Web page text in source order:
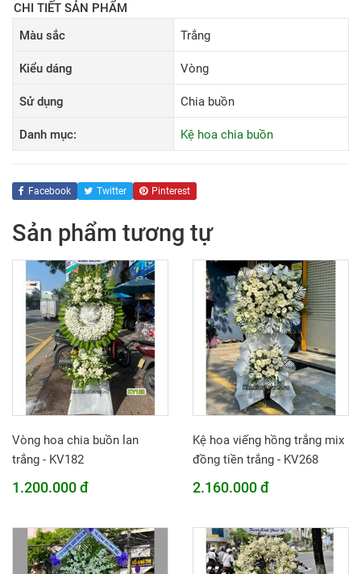
CHI TIẾT SẢN PHẨM
Màu sắc
Trắng
Kiểu dáng Vòng
Sử dụng Chia buồn
Danh mục: Kệ hoa chia buồn
Facebook Twitter Pinterest
Sản phẩm tương tự
Vòng hoa chia buồn lan
trắng - KV182
1.200.000 đ
Kệ hoa viếng hồng trắng mix
đồng tiền trắng - KV268
2.160.000 đ